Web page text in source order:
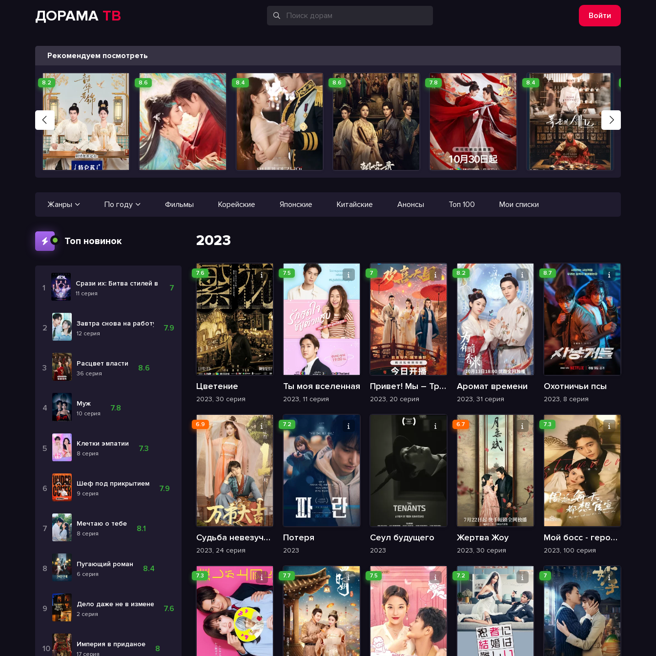
ДОРАМА ТВ Войти
Рекомендуем посмотреть
8.2 8.6 8.4 8.6 7.8 8.4
Жанры По году Фильмы Корейские Японские Китайские Анонсы Топ 100 Мои списки
Топ новинок
Срази их: Битва стилей в Корее
11 серия
7
Завтра снова на работу!
12 серия
7.9
Расцвет власти
36 серия
8.6
Муж
10 серия
7.8
Клетки эмпатии
8 серия
7.3
Шеф под прикрытием
9 серия
7.9
Мечтаю о тебе
8 серия
8.1
Пугающий роман
6 серия
8.4
Дело даже не в измене
2 серия
7.6
Империя в приданое
17 серия
8
2023
7.6
Цветение
2023, 30 серия
7.5
Ты моя вселенная
2023, 11 серия
7
Привет! Мы – Труппа Хуаньситянь
2023, 20 серия
8.2
Аромат времени
2023, 31 серия
8.7
Охотничьи псы
2023, 8 серия
6.9
Судьба невезучей и счастливой звезды
2023, 24 серия
7.2
Потеря
2023
Сеул будущего
2023
6.7
Жертва Жоу
2023, 30 серия
7.3
Мой босс - герой скандалов
2023, 100 серия
7.3 7.7 7.5 7.2 7